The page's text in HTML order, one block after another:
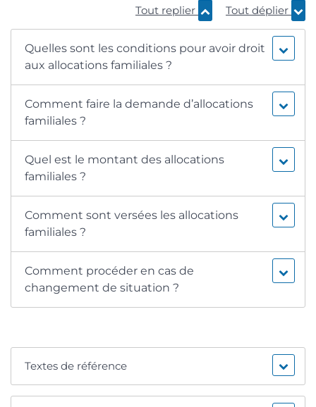
Tout replier Tout déplier
Quelles sont les conditions pour avoir droit
aux allocations familiales ?
Comment faire la demande d’allocations
familiales ?
Quel est le montant des allocations
familiales ?
Comment sont versées les allocations
familiales ?
Comment procéder en cas de
changement de situation ?
Textes de référence